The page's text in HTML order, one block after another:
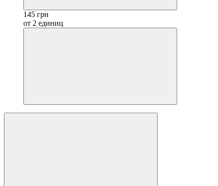
145 грн
от 2 единиц